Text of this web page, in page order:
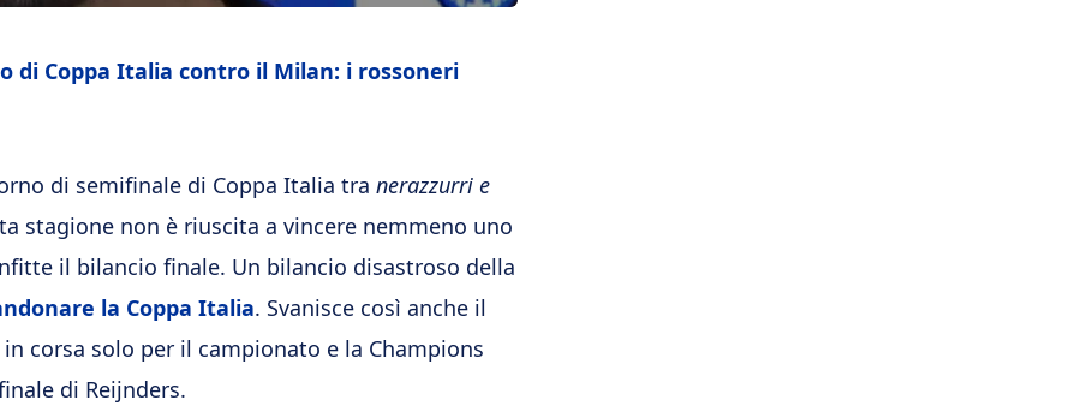
di Coppa Italia contro il Milan: i rossoneri
di semifinale di Coppa Italia tra nerazzurri e
stagione non è riuscita a vincere nemmeno uno
il bilancio finale. Un bilancio disastroso della
la Coppa Italia. Svanisce così anche il
corsa solo per il campionato e la Champions
di Reijnders.